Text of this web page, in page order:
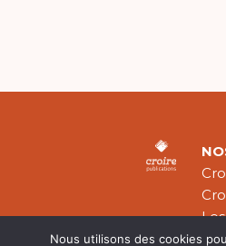
Nous utilisons des cookies